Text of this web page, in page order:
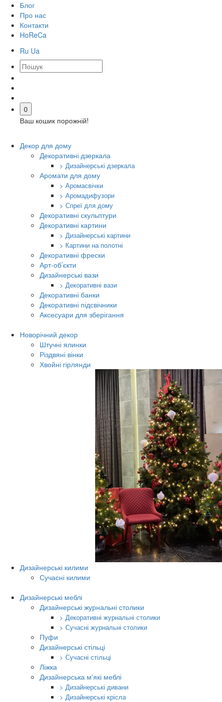
Блог
Про нас
Контакти
HoReCa
Ru Ua
0
Ваш кошик порожній!
Декор для дому
Декоративні дзеркала
> Дизайнерські дзеркала
Аромати для дому
> Аромасвічки
> Аромадифузори
> Спреї для дому
Декоративні скульптури
Декоративні картини
> Дизайнерські картини
> Картини на полотні
Декоративні фрески
Арт-об’єкти
Дизайнерські вази
> Декоративні вази
Декоративні банки
Декоративні підсвічники
Аксесуари для зберігання
Новорічний декор
Штучні ялинки
Різдвяні вінки
Хвойні гірлянди
Дизайнерські килими
Сучасні килими
Дизайнерські меблі
Дизайнерські журнальні столики
> Декоративні журнальні столики
> Сучасні журнальні столики
Пуфи
Дизайнерські стільці
> Сучасні стільці
Ліжка
Дизайнерська м'які меблі
> Дизайнерські дивани
> Дизайнерські крісла